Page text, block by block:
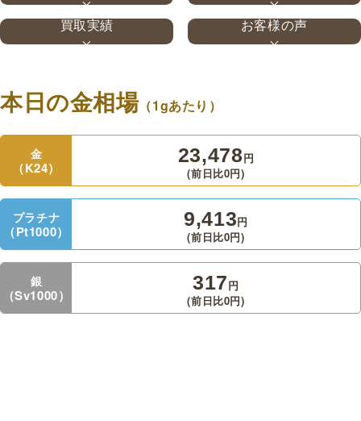
買取実績 お客様の声
本日の金相場（1gあたり）
金
（K24）
23,478 円
(前日比0円)
プラチナ
（Pt1000）
9,413円
(前日比0円)
銀
（Sv1000）
317 円
(前日比0円)